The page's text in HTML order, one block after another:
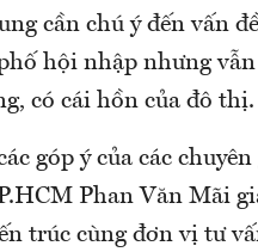
cần chú ý đến vấn
hội nhập nhưng vẫn
có cái hồn của đô thị.
góp ý của các
Phan Văn Mãi
trúc cùng đơn vị tư